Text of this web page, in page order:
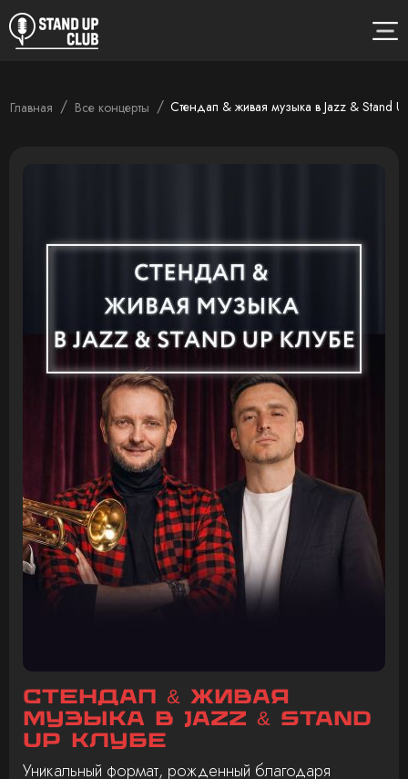
Главная / Все концерты / Стендап & живая музыка в Jazz & Stand
Стендап & живая
музыка в Jazz & Stand
Up клубе
Уникальный формат, рожденный благодаря